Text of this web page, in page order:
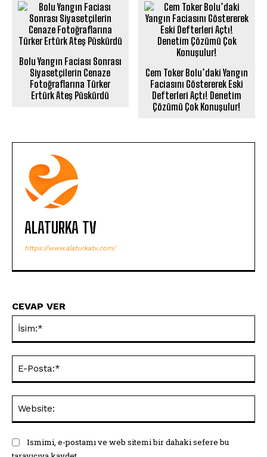
Bolu Yangın Faciası Sonrası
Siyasetçilerin Cenaze
Fotoğraflarına Türker
Ertürk Ateş Püskürdü
Cem Toker Bolu’daki Yangın
Faciasını Göstererek Eski
Defterleri Açtı! Denetim
Çözümü Çok Konuşulur!
ALATURKA TV
https://www.alaturkatv.com/
CEVAP VER
Ismimi, e-postamı ve web sitemi bir dahaki sefere bu